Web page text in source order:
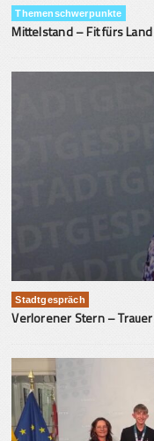
Themenschwerpunkte
Mittelstand – Fit fürs
Stadtgespräch
Verlorener Stern –